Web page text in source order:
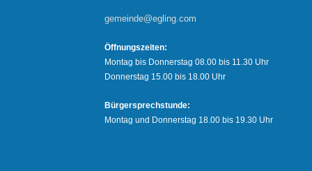
gemeinde@egling.com
Öffnungszeiten:
Montag bis Donnerstag 08.00 bis 11.30 Uhr
Donnerstag 15.00 bis 18.00 Uhr
Bürgersprechstunde:
Montag und Donnerstag 18.00 bis 19.30 Uhr